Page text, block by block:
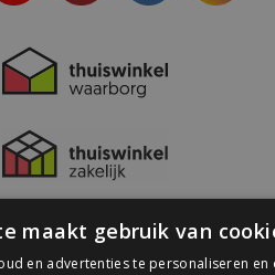
maakt gebruik van
en advertenties te personaliseren en